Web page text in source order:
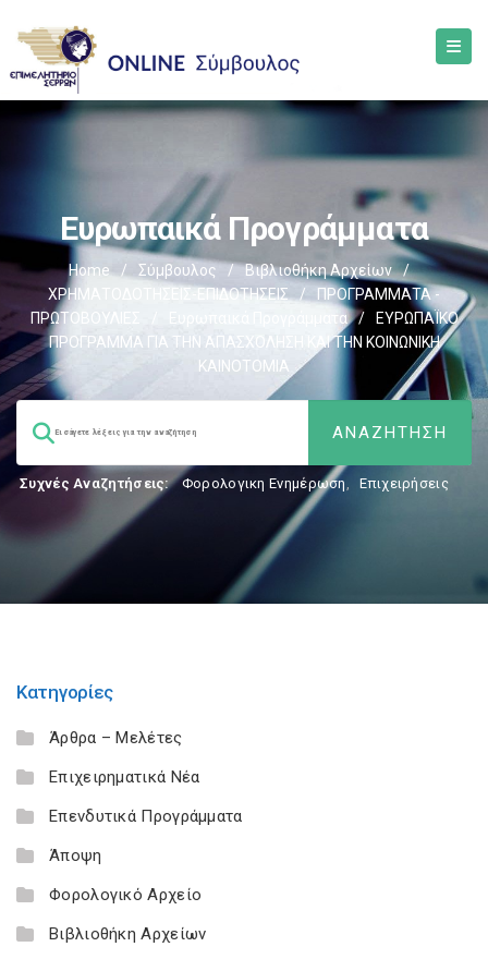
Ευρωπαικά Προγράμματα
Home / Σύμβουλος / Βιβλιοθήκη Αρχείων
/
ΧΡΗΜΑΤΟΔΟΤΗΣΕΙΣ-ΕΠΙΔΟΤΗΣΕΙΣ
/
ΠΡΟΓΡΑΜΜΑΤΑ -
ΠΡΩΤΟΒΟΥΛΙΕΣ
Ευρωπαικά Προγράμματα /
ΕΥΡΩΠΑΪΚΟ
ΠΡΟΓΡΑΜΜΑ ΓΙΑ ΤΗΝ ΑΠΑΣΧΟΛΗΣΗ ΚΑΙ ΤΗΝ ΚΟΙΝΩΝΙΚΗ
ΚΑΙΝΟΤΟΜΙΑ
Συχνές Αναζητήσεις: Φορολογικη Ενημέρωση, Επιχειρήσεις
Κατηγορίες
Άρθρα – Μελέτες
Επιχειρηματικά Νέα
Επενδυτικά Προγράμματα
Άποψη
Φορολογικό Αρχείο
Βιβλιοθήκη Αρχείων